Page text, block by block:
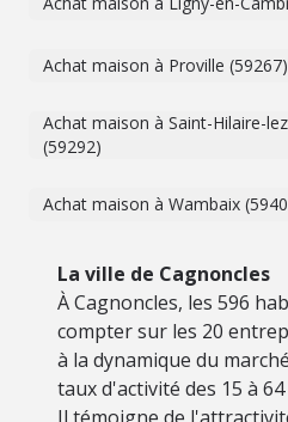
Achat maison à Proville (59267)
Achat maison à Saint-Hilaire-
(59292)
Achat maison à Wambaix
La ville de Cagnoncles
À Cagnoncles, les 596
compter sur les 20
à la dynamique du
taux d'activité des 15 à